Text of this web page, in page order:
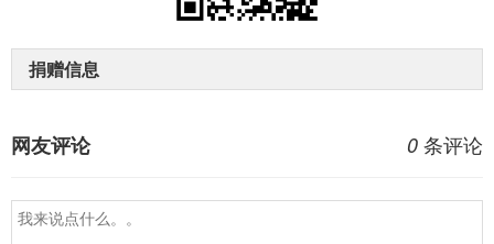
捐赠信息
0 条评论
网友评论